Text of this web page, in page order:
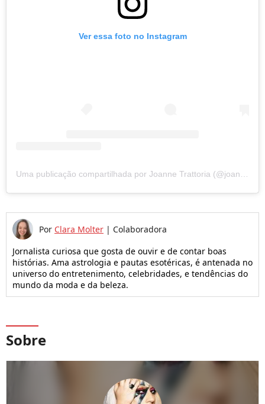
Ver essa foto no Instagram
Por Clara Molter | Colaboradora
Jornalista curiosa que gosta de ouvir e de contar boas
histórias. Ama astrologia e pautas esotéricas, é antenada no
universo do entretenimento, celebridades, e tendências do
mundo da moda e da beleza.
Sobre